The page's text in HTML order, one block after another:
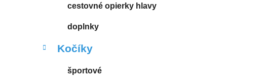
cestovné opierky hlavy
doplnky
Kočíky
športové